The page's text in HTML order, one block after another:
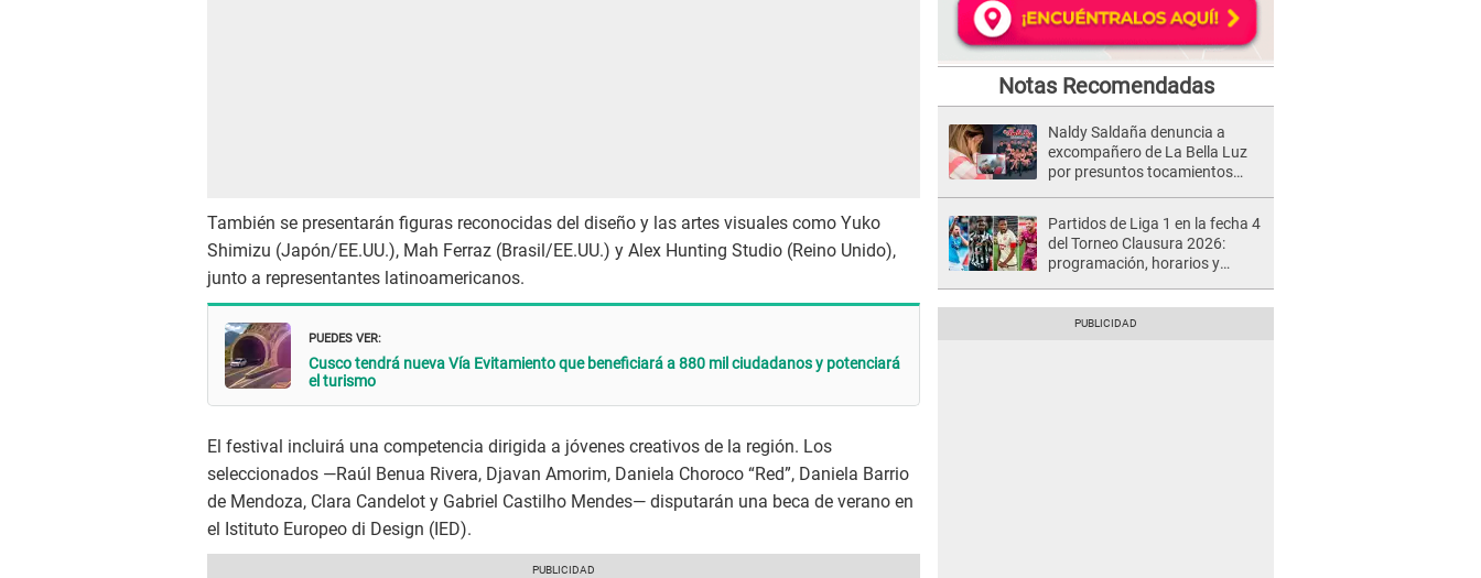
También se presentarán figuras reconocidas del diseño y las artes visuales como Yuko
Shimizu (Japón/EE.UU.), Mah Ferraz (Brasil/EE.UU.) y Alex Hunting Studio (Reino Unido),
junto a representantes latinoamericanos.
PUEDES VER:
Cusco tendrá nueva Vía Evitamiento que beneficiará a 880 mil ciudadanos y potenciará
el turismo
El festival incluirá una competencia dirigida a jóvenes creativos de la región. Los
seleccionados —Raúl Benua Rivera, Djavan Amorim, Daniela Choroco “Red”, Daniela Barrio
de Mendoza, Clara Candelot y Gabriel Castilho Mendes— disputarán una beca de verano en
el Istituto Europeo di Design (IED).
Notas Recomendadas
Naldy Saldaña denuncia a
excompañero de La Bella Luz
por presuntos tocamientos
Partidos de Liga 1 en la fecha 4
del Torneo Clausura 2026:
programación, horarios y